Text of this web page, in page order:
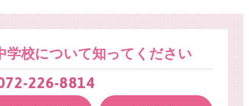
学校について知ってください
226-8814